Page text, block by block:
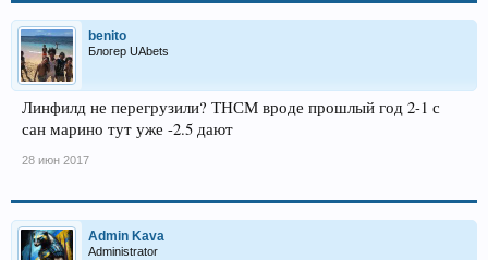
benito
Блогер UAbets
Линфилд не перегрузили? ТНСМ вроде прошлый год 2-1 с
сан марино тут уже -2.5 дают
28 июн 2017
Admin Kava
Administrator